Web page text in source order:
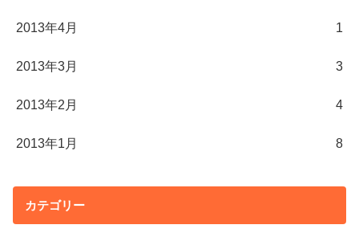
2013年4月 1
2013年3月 3
2013年2月 4
2013年1月 8
カテゴリー